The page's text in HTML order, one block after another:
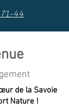
44
de la Savoie
Nature !